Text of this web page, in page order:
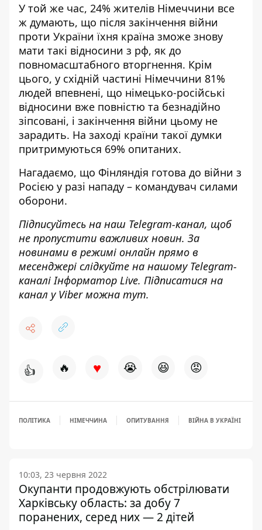
У той же час, 24% жителів Німеччини все
ж думають, що після закінчення війни
проти України їхня країна зможе знову
мати такі відносини з рф, як до
повномасштабного вторгнення. Крім
цього, у східній частині Німеччини 81%
людей впевнені, що німецько-російські
відносини вже повністю та безнадійно
зіпсовані, і закінчення війни цьому не
зарадить. На заході країни такої думки
притримуються 69% опитаних.
Нагадаємо, що Фінляндія готова до війни з
Росією у разі нападу – командувач силами
оборони.
Підписуйтесь на наш Telegram-канал, щоб
не пропустити важливих новин. За
новинами в режимі онлайн прямо в
месенджері слідкуйте на нашому Telegram-
каналі Інформатор Live. Підписатися на
канал у Viber можна тут.
👍 🔥 ♥ 😭 😆 😡
ПОЛІТИКА НІМЕЧЧИНА ОПИТУВАННЯ ВІЙНА В УКРАЇНІ
10:03, 23 червня 2022
Окупанти продовжують обстрілювати
Харківську область: за добу 7
поранених, серед них — 2 дітей